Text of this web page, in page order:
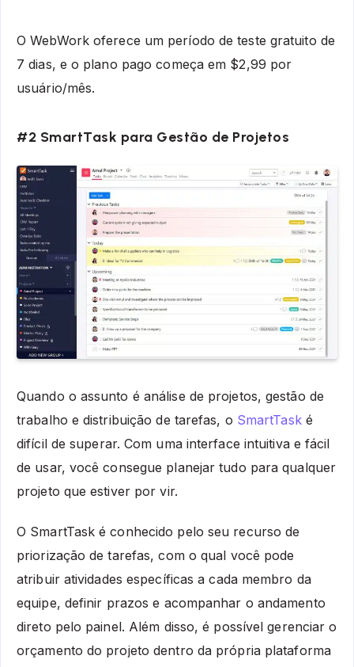
O WebWork oferece um período de teste gratuito de
7 dias, e o plano pago começa em $2,99 por
usuário/mês.
#2 SmartTask para Gestão de Projetos
Quando o assunto é análise de projetos, gestão de
trabalho e distribuição de tarefas, o SmartTaské
difícil de superar. Com uma interface intuitiva e fácil
de usar, você consegue planejar tudo para qualquer
projeto que estiver por vir.
O SmartTask é conhecido pelo seu recurso de
priorização de tarefas, com o qual você pode
atribuir atividades específicas a cada membro da
equipe, definir prazos e acompanhar o andamento
direto pelo painel. Além disso, é possível gerenciar o
orçamento do projeto dentro da própria plataforma